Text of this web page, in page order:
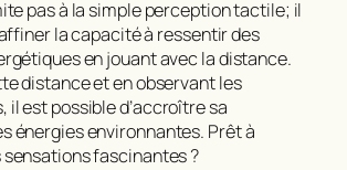
pas à la simple perception tactile; il
la capacité à ressentir des
en jouant avec la distance.
distance et en observant les
il est possible d’accroître sa
énergies environnantes. Prêt à
fascinantes ?